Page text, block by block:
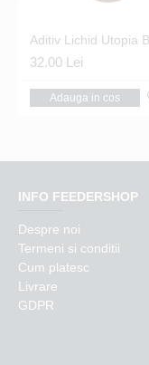
32.00 Lei
Adauga in cos
INFO FEEDERSHOP
Despre noi
Termeni si conditii
Cum platesc
Livrare
GDPR